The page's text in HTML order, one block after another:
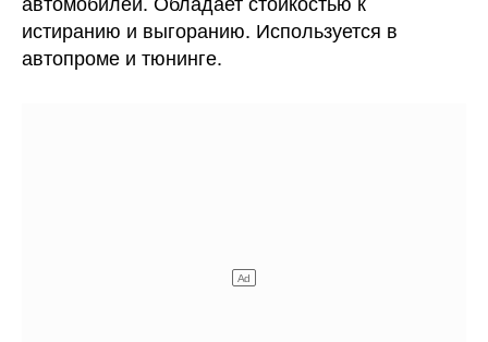
истиранию и выгоранию. Используется в
автопроме и тюнинге.